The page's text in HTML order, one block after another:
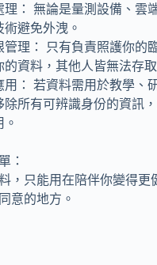
理： 無論是量測設備、雲
術避免外洩。
管理： 只有負責照護你的
的資料，其他人皆無法存取
用： 若資料需用於教學、
除所有可辨識身份的資訊
：
，只能用在陪伴你變得更
意的地方。